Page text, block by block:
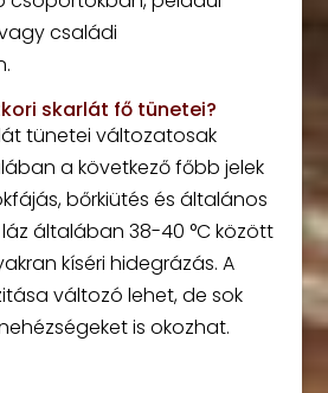
családi
skarlát fő tünetei?
tünetei változatosak
a következő főbb jelek
bőrkiütés és általános
láz általában 38-40 °C között
kíséri hidegrázás. A
változó lehet, de sok
is okozhat.